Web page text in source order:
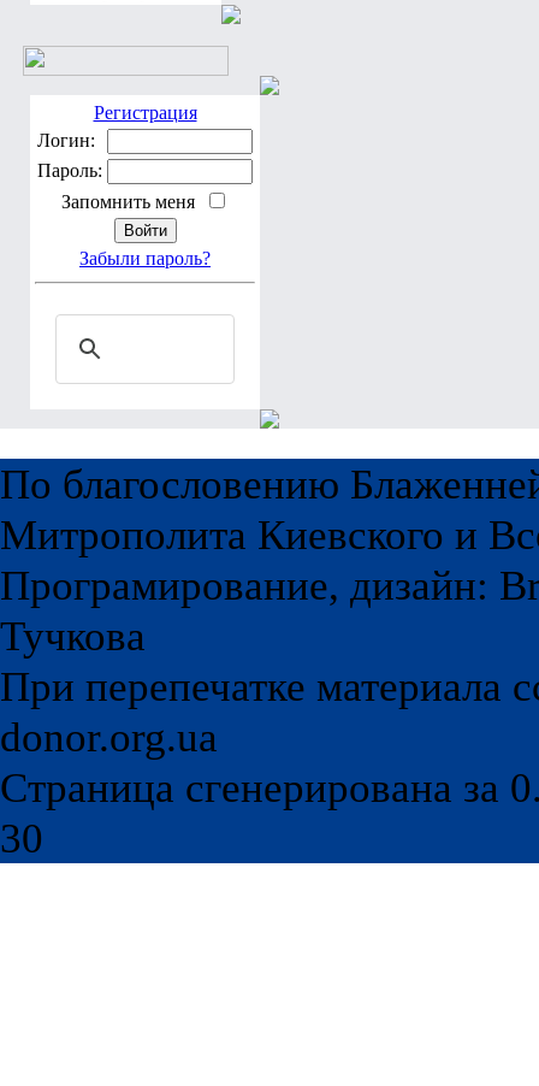
Регистрация
Логин:
Пароль:
Запомнить меня
Забыли пароль?
По благословению
Митрополита Киевского и
Програмирование, дизайн:
Тучкова
При перепечатке материала
donor.org.ua
Страница сгенерирована за
30